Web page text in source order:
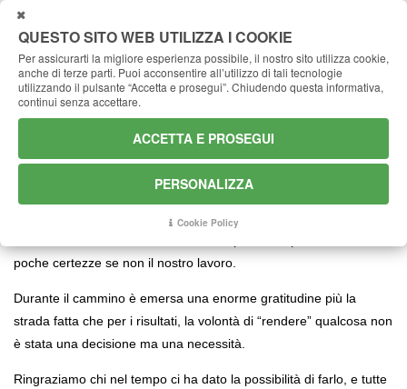
Home Azienda Diamo valore insieme
Diamo valore insieme
un momento di crisi globale tra il 2008 e il 2009 ci siamo trovati in
poche certezze se non il nostro lavoro.
Durante il cammino è emersa una enorme gratitudine più la
strada fatta che per i risultati, la volontà di “rendere” qualcosa non
è stata una decisione ma una necessità.
Ringraziamo chi nel tempo ci ha dato la possibilità di farlo, e tutte
QUESTO SITO WEB UTILIZZA I COOKIE
Per assicurarti la migliore esperienza possibile, il nostro sito utilizza cookie,
anche di terze parti. Puoi acconsentire all’utilizzo di tali tecnologie
utilizzando il pulsante “Accetta e prosegui”. Chiudendo questa informativa,
continui senza accettare.
ACCETTA E PROSEGUI
CHIUDI
PERSONALIZZA
Cookie Policy